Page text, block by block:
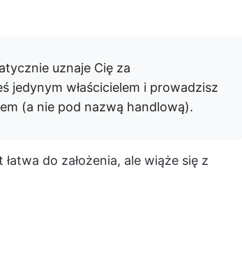
uznaje Cię za
jedynym właścicielem i prowadzisz
(a nie pod nazwą handlową).
do założenia, ale wiąże się z